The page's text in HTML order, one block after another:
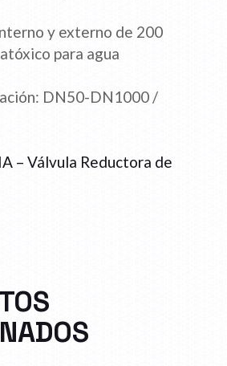
y externo de 200
para agua
DN50-DN1000 /
– Válvula Reductora de